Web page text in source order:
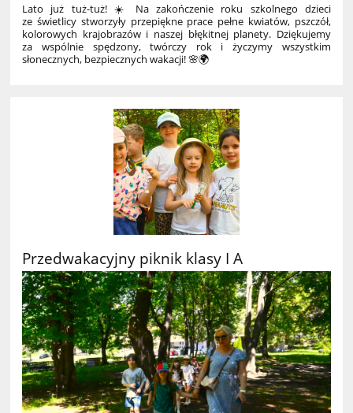
Lato już tuż-tuż! ☀️ Na zakończenie roku szkolnego dzieci
ze świetlicy stworzyły przepiękne prace pełne kwiatów, pszczół,
kolorowych krajobrazów i naszej błękitnej planety. Dziękujemy
za wspólnie spędzony, twórczy rok i życzymy wszystkim
słonecznych, bezpiecznych wakacji! 🌸🌍
Przedwakacyjny piknik klasy I A